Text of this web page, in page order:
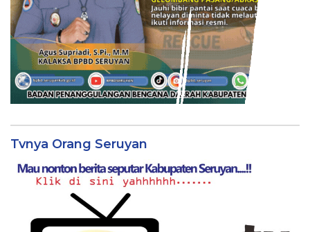
Tvnya Orang Seruyan